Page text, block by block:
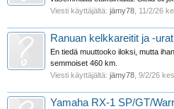
Viesti käyttäjältä: jämy78 11/2/26
Ranuan kelkkareitit ja -urat
En tiedä muuttooko iloksi, mutta
semmoiset 460 km.
Viesti käyttäjältä: jämy78 9/2/26
Yamaha RX-1 SP/GT/